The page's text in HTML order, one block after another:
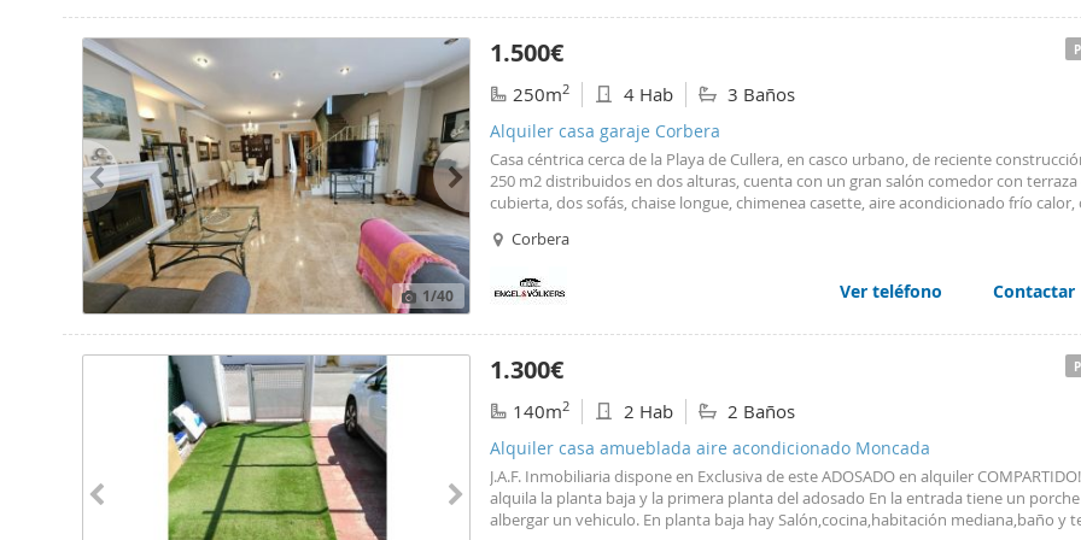
con propiedades que combinan diseño moderno y espectaculares vistas al mar.
1/40
1.500€
250m2 4 Hab 3 Baños
Alquiler casa garaje Corbera
Casa céntrica cerca de la Playa de Cullera, en casco urbano, de reciente
250 m2 distribuidos en dos alturas, cuenta con un gran salón comedor con
cubierta, dos sofás, chaise longue, chimenea casette, aire acondicionado frío calor,
habitaciones, tres dobles king size y una con cama supletoria, la principal con
completos. Ofrece mucha luz natural y cuenta con estacionamiento en la misma
casa se alquila completa y dispone de 2 TV. Junto a parada bus a Playas de Cullera,
Hospital de la Ribera a sólo 5 Km. A 35 Km de Valencia por autovía 30' al centro.
British School of Alzira (autobús escolar diario). Monestir de la Valldigna, Albufera
Valencia y Monestir de La Murta. Rodeado de campos de naranjos que pueden ser
visitados. La Ciudad de las Artes y las Ciencias, El Oceanográfico, IVAM y toda
alcance, ideal para descansar en Fallas.
Corbera
Ver teléfono Contactar
1.300€
140m2 2 Hab 2 Baños
Alquiler casa amueblada aire acondicionado Moncada
J.A.F. Inmobiliaria dispone en Exclusiva de este ADOSADO en alquiler
alquila la planta baja y la primera planta del adosado En la entrada tiene un
albergar un vehiculo. En planta baja hay Salón,cocina,habitación mediana,baño y